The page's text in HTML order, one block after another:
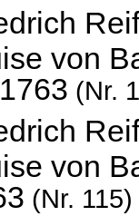
von
(Nr.
von
(Nr. 115)